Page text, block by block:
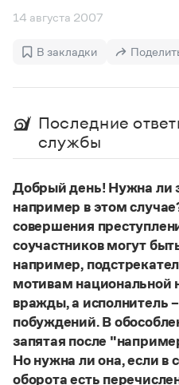
Управление в русском языке
Правила русской орфографии
Русский язык. Краткий
Письмовник
Словарь-справочник
Справочник по фразеологии
Азбучные истины
Словарь-справочник
Все справочники портала
Журнал
Новости и события
Словарь антонимов
Словарь русских имён
Азбучные истины
(1956)
14 августа 2007
В закладки
Последние
службы
Добрый день! Нужна ли
например в этом
совершения
соучастников могут
например,
мотивам национальной
вражды, а исполнитель
побуждений. В
запятая после
Но нужна ли она, если в
оборота есть